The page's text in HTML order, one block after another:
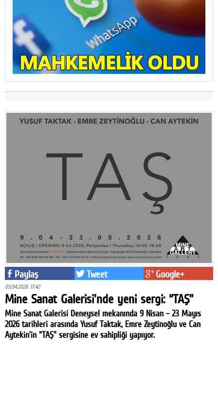
Paylaş Tweet Google+
03.04.2026 17:42
Mine Sanat Galerisi'nde yeni sergi: “TAŞ”
Mine Sanat Galerisi Deneysel mekanında 9 Nisan – 23 Mayıs
2026 tarihleri arasında Yusuf Taktak, Emre Zeytinoğlu ve Can
Aytekin’in “TAŞ” sergisine ev sahipliği yapıyor.